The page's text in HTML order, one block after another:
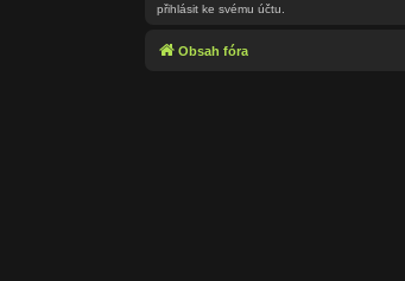
přihlásit ke svému účtu.
Obsah fóra